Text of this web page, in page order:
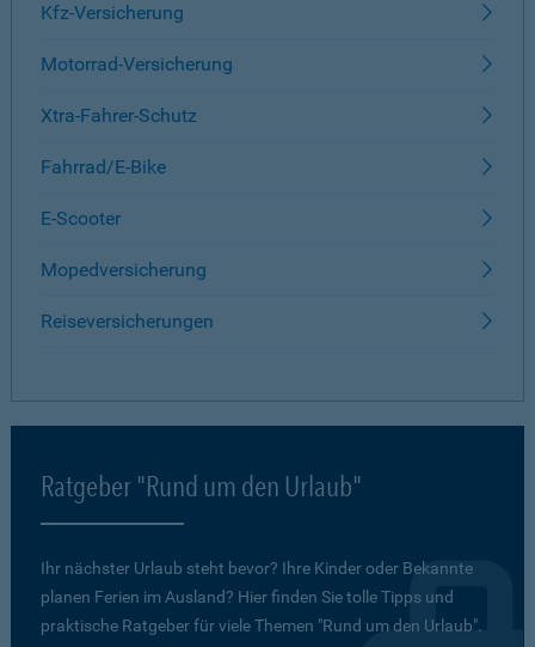
Kfz-Versicherung
Motorrad-Versicherung
Xtra-Fahrer-Schutz
Fahrrad/E-Bike
E-Scooter
Mopedversicherung
Reiseversicherungen
Ratgeber "Rund um den Urlaub"
Ihr nächster Urlaub steht bevor? Ihre Kinder oder Bekannte
planen Ferien im Ausland? Hier finden Sie tolle Tipps und
praktische Ratgeber für viele Themen "Rund um den Urlaub".